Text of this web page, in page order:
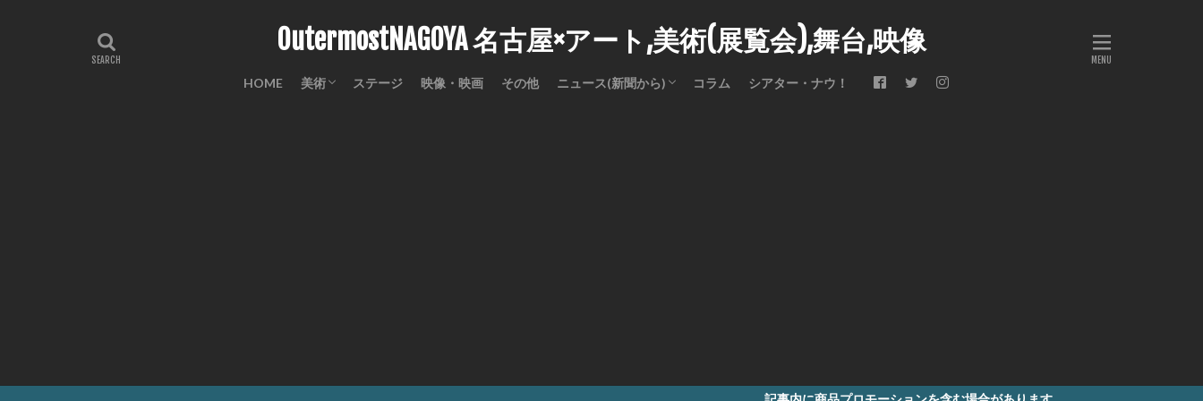
OutermostNAGOYA 名古屋×アート,美術(展覧会),舞台,映像
HOME 美術 ステージ 映像・映画 その他 ニュース(新聞から) コラム シアター・ナウ！